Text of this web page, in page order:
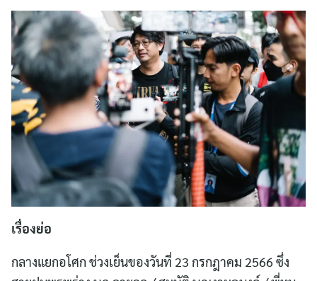
เรื่องย่อ
กลางแยกอโศก ช่วงเย็นของวันที่ 23 กรกฎาคม 2566 ซึ่ง